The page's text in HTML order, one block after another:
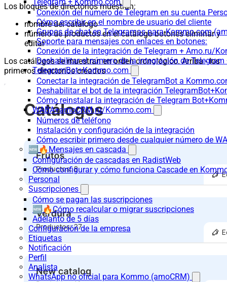
Conexión del número de Telegram en su cuenta
Cómo escribir en el nombre de usuario del cliente
Grupos de chat en Telegramas para Kommo.com
Soporte para mensajes con enlaces en botones:
Conexión de la integración de Telegram + Amo.ru/
Deshabilitar el número de la integración de
TelegramBot+Kommo.com
Conectar la integración de TelegramBot a
Deshabilitar el bot de la integración
Cómo reinstalar la integración de Telegram
WABA+amoCRM.ru/Kommo.com
Números de teléfono
Instalación y configuración de la integración
Cómo escribir primero desde cualquier número de
🆕🔥Mensajes en cascada
Configuración de cascadas en RadistWeb
Cómo configurar y cómo funciona Cascade en
Personal
Suscripciones
Cómo se pagan las suscripciones
🆕🔥Cómo recalcular o migrar suscripciones
Adelanto de 5 días
Configuración de la empresa
Etiquetas
Notificación
Perfil
Analista
WhatsApp no oficial para Kommo (amoCRM)
Los bloques de directorios muestran:
nombre del catálogo
número de productos en el catálogo botones eliminar y
editar
Los catálogos se muestran en orden cronológico. Arriba - los
primeros directorios creados